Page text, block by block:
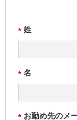
* 姓
* 名
* お勤め先のメ